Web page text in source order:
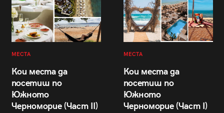
МЕСТА
Кои места да
посетиш по
Южното
Черноморие (Част II)
МЕСТА
Кои места да
посетиш по
Южното
Черноморие (Част I)